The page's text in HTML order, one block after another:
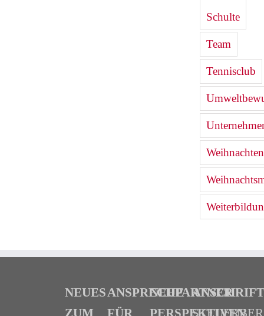
Schulte
Team
Tennisclub
Weihnachten
NEUES
ZUM
ANSPRECHPARTNER
FÜR
NEUE
PERSPEKTIVEN
ANSCHRIFT